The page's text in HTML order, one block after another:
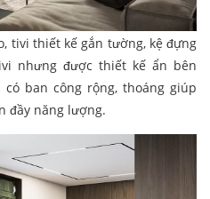
tivi thiết kế gắn tường, kệ đựng
nhưng được thiết kế ẩn bên
ban công rộng, thoáng giúp
đầy năng lượng.